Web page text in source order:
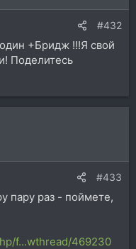
#432
+Бридж !!!Я свой
Поделитесь
#433
пару раз - поймете,
f...wthread/469230